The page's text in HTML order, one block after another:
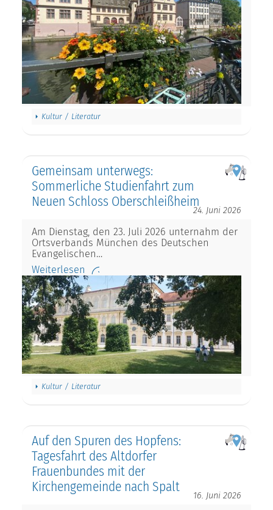
Kultur / Literatur
Gemeinsam unterwegs:
Sommerliche Studienfahrt zum
Neuen Schloss Oberschleißheim
24. Juni 2026
Am Dienstag, den 23. Juli 2026 unternahm der
Ortsverbands München des Deutschen
Evangelischen…
Weiterlesen
Kultur / Literatur
Auf den Spuren des Hopfens:
Tagesfahrt des Altdorfer
Frauenbundes mit der
Kirchengemeinde nach Spalt
16. Juni 2026